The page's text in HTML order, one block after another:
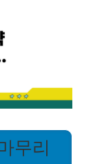
무리